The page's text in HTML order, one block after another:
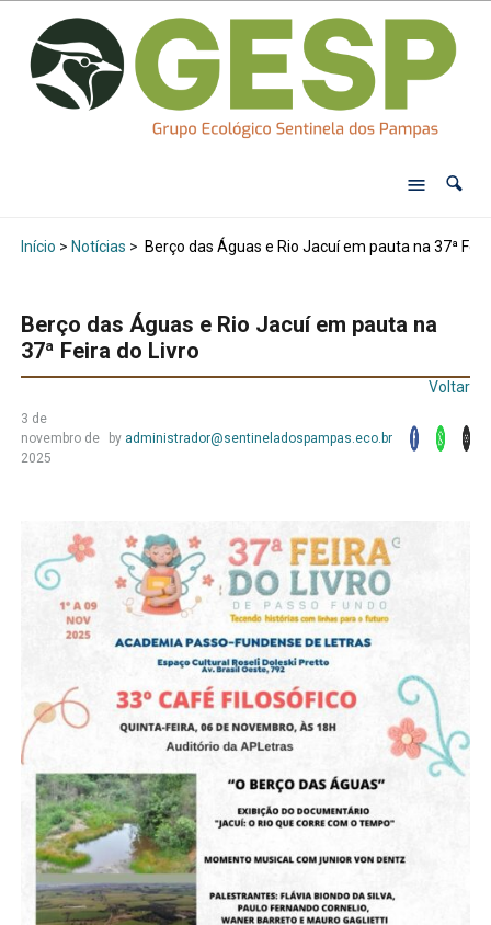
Início > Notícias > Berço das Águas e Rio Jacuí em pauta na 37ª
Berço das Águas e Rio Jacuí em pauta na
37ª Feira do Livro
Voltar
3 de
novembro de
2025
by administrador@sentineladospampas.eco.br